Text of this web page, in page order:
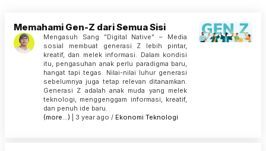
Memahami Gen-Z dari Semua Sisi
Mengasuh Sang ”Digital Native” – Media
sosial membuat generasi Z lebih pintar,
kreatif, dan melek informasi. Dalam kondisi
itu, pengasuhan anak perlu paradigma baru,
hangat tapi tegas. Nilai-nilai luhur generasi
sebelumnya juga tetap relevan ditanamkan.
Generasi Z adalah anak muda yang melek
teknologi, menggenggam informasi, kreatif,
dan penuh ide baru.
(more…) | 3 year ago / Ekonomi Teknologi